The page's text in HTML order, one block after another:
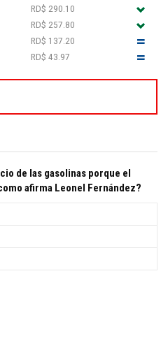
RD$ 290.10
RD$ 257.80
RD$ 137.20
RD$ 43.97
de las gasolinas porque el
afirma Leonel Fernández?